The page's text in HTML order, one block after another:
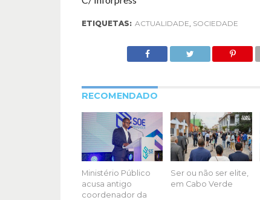
ETIQUETAS: ACTUALIDADE, SOCIEDADE
RECOMENDADO
Ministério Público
acusa antigo
coordenador da
Ser ou não ser elite,
em Cabo Verde